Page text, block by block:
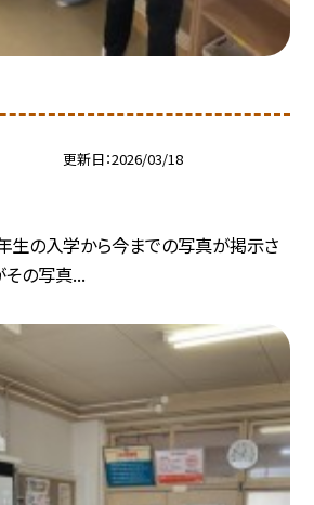
更新日 2026/03/18
生の入学から今までの写真が掲示さ
その写真...